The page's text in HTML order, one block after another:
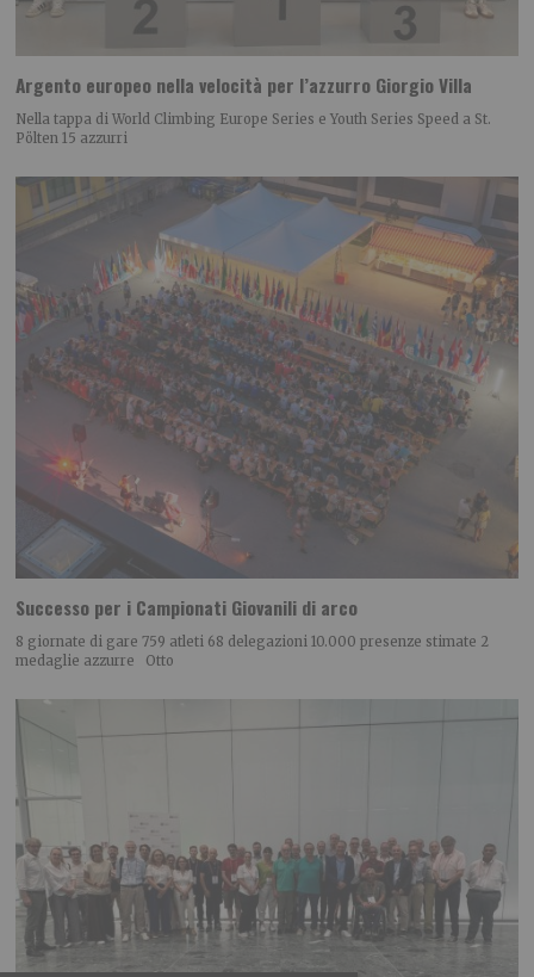
Argento europeo nella velocità per l’azzurro Giorgio Villa
Nella tappa di World Climbing Europe Series e Youth Series Speed a St.
Pölten 15 azzurri
Successo per i Campionati Giovanili di arco
8 giornate di gare 759 atleti 68 delegazioni 10.000 presenze stimate 2
medaglie azzurre Otto